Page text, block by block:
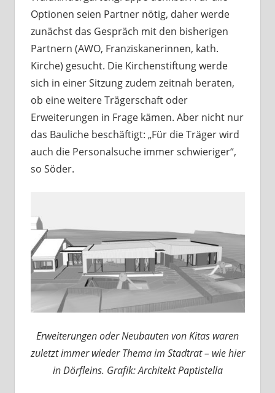
Optionen seien Partner nötig, daher werde
zunächst das Gespräch mit den bisherigen
Partnern (AWO, Franziskanerinnen, kath.
Kirche) gesucht. Die Kirchenstiftung werde
sich in einer Sitzung zudem zeitnah beraten,
ob eine weitere Trägerschaft oder
Erweiterungen in Frage kämen. Aber nicht nur
das Bauliche beschäftigt: „Für die Träger wird
auch die Personalsuche immer schwieriger“,
so Söder.
Erweiterungen oder Neubauten von Kitas waren
zuletzt immer wieder Thema im Stadtrat – wie hier
in Dörfleins. Grafik: Architekt Paptistella